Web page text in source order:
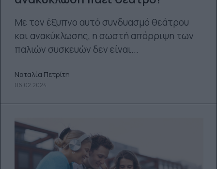
Με τον έξυπνο αυτό συνδυασμό θεάτρου
και ανακύκλωσης, η σωστή απόρριψη των
παλιών συσκευών δεν είναι...
Ναταλία Πετρίτη
06.02.2024